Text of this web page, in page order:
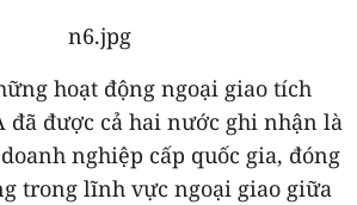
hoạt động ngoại giao tích
đã được cả hai nước ghi nhận là
nghiệp cấp quốc gia, đóng
trong lĩnh vực ngoại giao giữa